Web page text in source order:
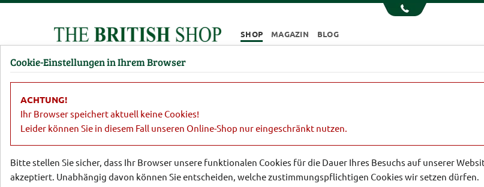
SHOP MAGAZIN BLOG
Damen Herren Barbour Parfümerie
Cookie-Einstellungen in Ihrem Browser
ACHTUNG!
Ihr Browser speichert aktuell keine Cookies!
Leider können Sie in diesem Fall unseren Online-Shop nur eingeschränkt nutzen.
Bitte stellen Sie sicher, dass Ihr Browser unsere funktionalen Cookies für die Dauer Ihres Besuchs auf unserer
akzeptiert. Unabhängig davon können Sie entscheiden, welche zustimmungspflichtigen Cookies wir setzen dürfen.